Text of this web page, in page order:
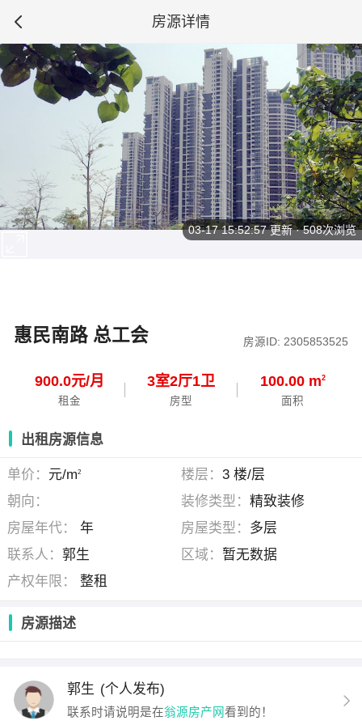
房源详情
惠民南路 总工会 房源ID: 2305853525
900.0元/月
租金
3室2厅1卫
房型
100.00 m2
面积
03-17 15:52:57更新 · 508次浏览
出租房源信息
单价： 元/m2 楼层： 3 楼/层
朝向：
装修类型： 精致装修
房屋年代：
年 房屋类型： 多层
联系人：郭生 区域： 暂无数据
产权年限：
整租
房源描述
郭生 (个人发布)
联系时请说明是在翁源房产网看到的！